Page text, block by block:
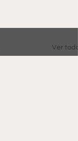
Ver todo